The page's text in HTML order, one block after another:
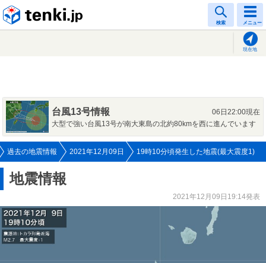
検索 メニュー
現在地
台風13号情報
06日22:00現在
大型で強い台風13号が南大東島の北約80kmを西に進んでいます
過去の地震情報 2021年12月09日 19時10分頃発生した地震(最大震度1)
地震情報
2021年12月09日19:14発表